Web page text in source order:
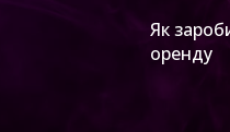
Як
оренду